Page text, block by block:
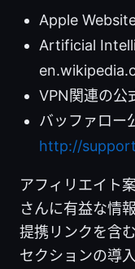
Apple
Artificial
VPN関連の
バッファロー
http://
アフィリエイト
さんに有益な情
提携リンクを含
セクションの導